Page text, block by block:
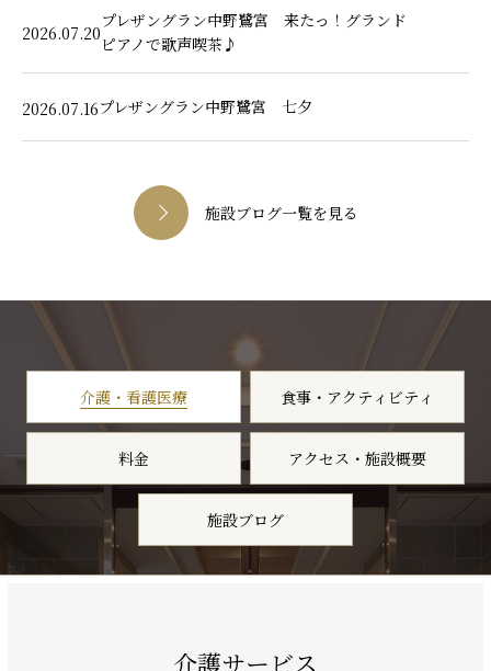
2026.07.20
プレザングラン中野鷺宮 来たっ！グランド
ピアノで歌声喫茶♪
2026.07.16プレザングラン中野鷺宮 七夕
施設ブログ一覧を見る
介護・看護医療 食事・アクティビティ
料金 アクセス・施設概要
施設ブログ
介護サービス